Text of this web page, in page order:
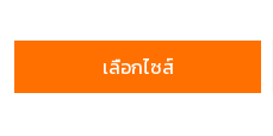
เลือกไซส์